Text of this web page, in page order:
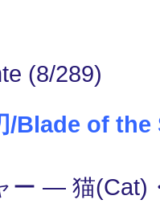
(8/289)
/Blade of
ー ― 猫